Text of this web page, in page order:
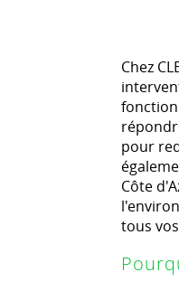
Chez
pour
Côte
tous